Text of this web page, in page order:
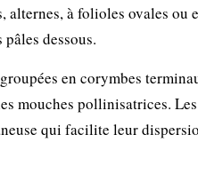
à folioles ovales ou
dessous.
en corymbes
mouches pollinisatrices.
qui facilite leur